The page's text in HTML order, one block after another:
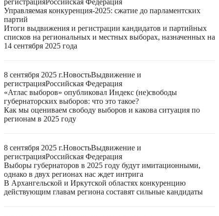
регистрацияРоссийская Федерация
Управляемая конкуренция-2025: сжатие до парламентских
партий
Итоги выдвижения и регистрации кандидатов и партийных
списков на региональных и местных выборах, назначенных на
14 сентября 2025 года
8 сентября 2025 г.НовостьВыдвижение и
регистрацияРоссийская Федерация
«Атлас выборов» опубликовал Индекс (не)свободы
губернаторских выборов: что это такое?
Как мы оцениваем свободу выборов и какова ситуация по
регионам в 2025 году
8 сентября 2025 г.НовостьВыдвижение и
регистрацияРоссийская Федерация
Выборы губернаторов в 2025 году будут имитационными,
однако в двух регионах нас ждет интрига
В Архангельской и Иркутской областях конкуренцию
действующим главам региона составят сильные кандидаты